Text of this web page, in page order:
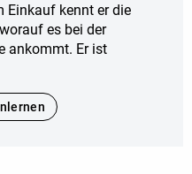
Einkauf kennt er die
es bei der
ankommt. Er ist